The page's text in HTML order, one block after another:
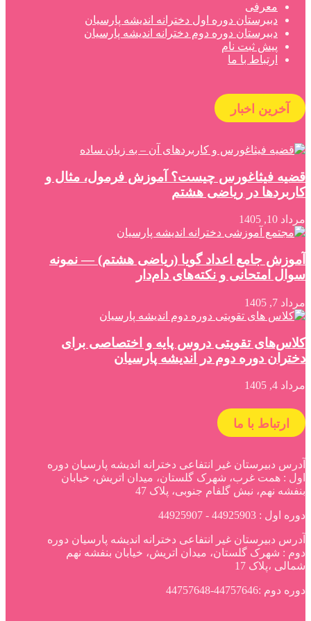
معرفی
دبیرستان دوره اول دخترانه اندیشه پارسیان
دبیرستان دوره دوم دخترانه اندیشه پارسیان
پیش ثبت نام
ارتباط با ما
آخرین اخبار
قضیه فیثاغورس چیست؟ آموزش فرمول، مثال و
کاربردها در ریاضی هشتم
مرداد 10, 1405
آموزش جامع اعداد گویا (ریاضی هشتم) — نمونه
سوال امتحانی و نکته‌های دام‌دار
مرداد 7, 1405
کلاس‌های تقویتی دروس پایه و اختصاصی برای
دختران دوره دوم در اندیشه پارسیان
مرداد 4, 1405
ارتباط با ما
آدرس دبیرستان غیر انتفاعی دخترانه اندیشه پارسیان دوره
اول : همت غرب، شهرک گلستان، میدان اتریش، خیابان
بنفشه نهم، نبش گلفام جنوبی، پلاک 47
دوره اول : 44925903 - 44925907
آدرس دبیرستان غیر انتفاعی دخترانه اندیشه پارسیان دوره
دوم : شهرک گلستان، میدان اتریش، خیابان بنفشه نهم
شمالی ،پلاک 17
دوره دوم :44757646-44757648